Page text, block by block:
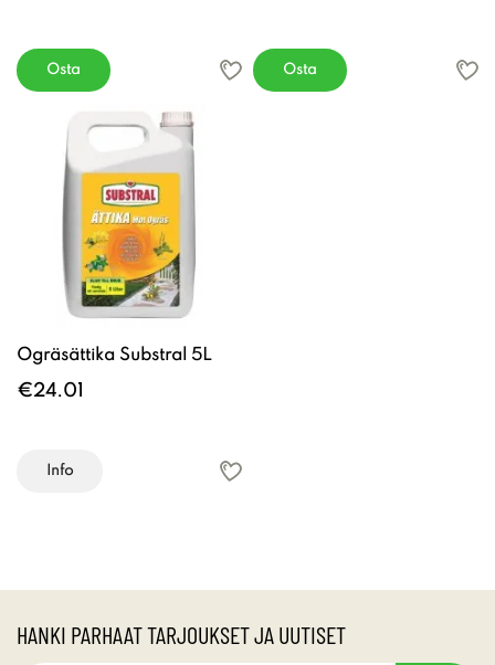
Osta Osta
Ogräsättika Substral 5L
€24.01
Info
HANKI PARHAAT TARJOUKSET JA UUTISET